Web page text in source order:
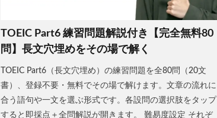
TOEIC Part6 練習問題解説付き【完全無料80
問】長文穴埋めをその場で解く
TOEIC Part6（長文穴埋め）の練習問題を全80問（20文
書）、登録不要・無料でその場で解けます。文章の流れに
合う語句や一文を選ぶ形式です。各設問の選択肢をタップ
すると即採点＋全問解説が開きます。 難易度設定 それぞ